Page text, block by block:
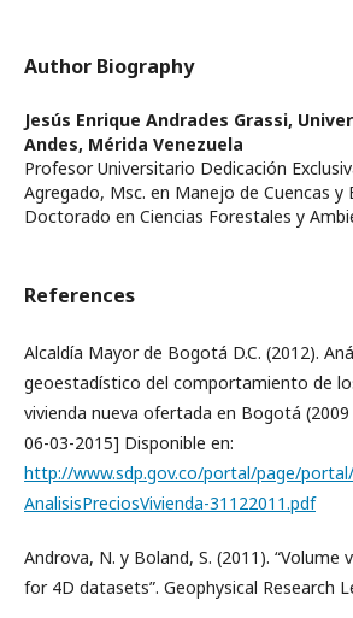
Author Biography
Jesús Enrique Andrades Grassi,
Andes, Mérida Venezuela
Profesor Universitario Dedicación
Agregado, Msc. en Manejo de Cuencas y
Doctorado en Ciencias Forestales y
References
Alcaldía Mayor de Bogotá D.C. (2012).
geoestadístico del comportamiento de
vivienda nueva ofertada en Bogotá (2009
06-03-2015] Disponible en:
http://www.sdp.gov.co/portal/page/
AnalisisPreciosVivienda-31122011.pdf
Androva, N. y Boland, S. (2011). “Volume
for 4D datasets”. Geophysical Research